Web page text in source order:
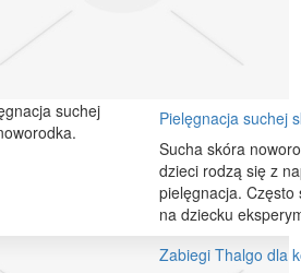
Pielęgnacja suchej
Sucha skóra
dzieci rodzą się z
pielęgnacja. Często
na dziecku
Zabiegi Thalgo dla